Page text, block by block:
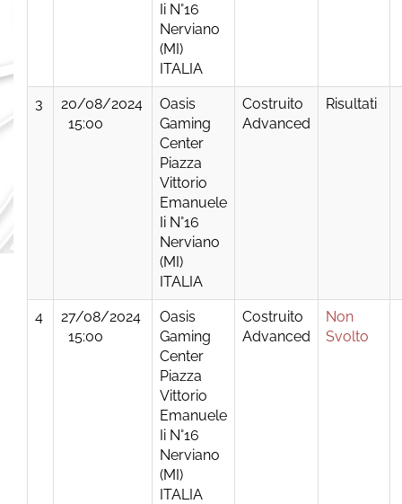
Ii N°16
Nerviano
(MI)
ITALIA
3
20/08/2024
15:00
Oasis
Gaming
Center
Piazza
Vittorio
Emanuele
Ii N°16
Nerviano
(MI)
ITALIA
Costruito
Advanced
Risultati
4
27/08/2024
15:00
Oasis
Gaming
Center
Piazza
Vittorio
Emanuele
Ii N°16
Nerviano
(MI)
ITALIA
Costruito
Advanced
Non
Svolto